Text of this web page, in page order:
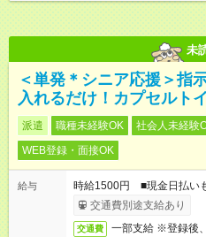
未
＜単発＊シニア応援＞指
入れるだけ！カプセルト
派遣 職種未経験OK 社会人未経験
WEB登録・面接OK
給与
時給1500円 ■現金日払い
交通費別途支給あり
交通費
一部支給 ※登録後